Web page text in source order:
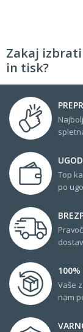
Zakaj
in tisk?
Top
po
100%
Vaše
nam